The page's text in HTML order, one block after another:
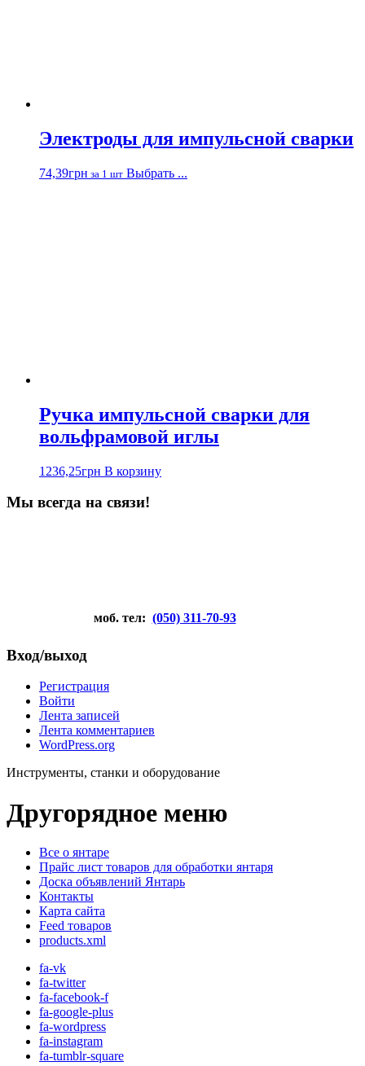
Электроды для импульсной сварки
74,39грн за 1 шт Выбрать ...
Ручка импульсной сварки для
вольфрамовой иглы
1236,25грн В корзину
Мы всегда на связи!
моб. тел: (050) 311-70-93
Вход/выход
Регистрация
Войти
Лента записей
Лента комментариев
WordPress.org
Инструменты, станки и оборудование
Другорядное меню
Все о янтаре
Прайс лист товаров для обработки янтаря
Доска объявлений Янтарь
Контакты
Карта сайта
Feed товаров
products.xml
fa-vk
fa-twitter
fa-facebook-f
fa-google-plus
fa-wordpress
fa-instagram
fa-tumblr-square